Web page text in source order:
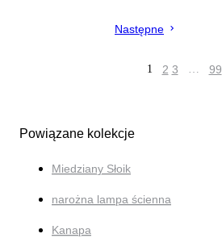
Następne
1 2 3 … 99
Powiązane kolekcje
Miedziany Słoik
narożna lampa ścienna
Kanapa